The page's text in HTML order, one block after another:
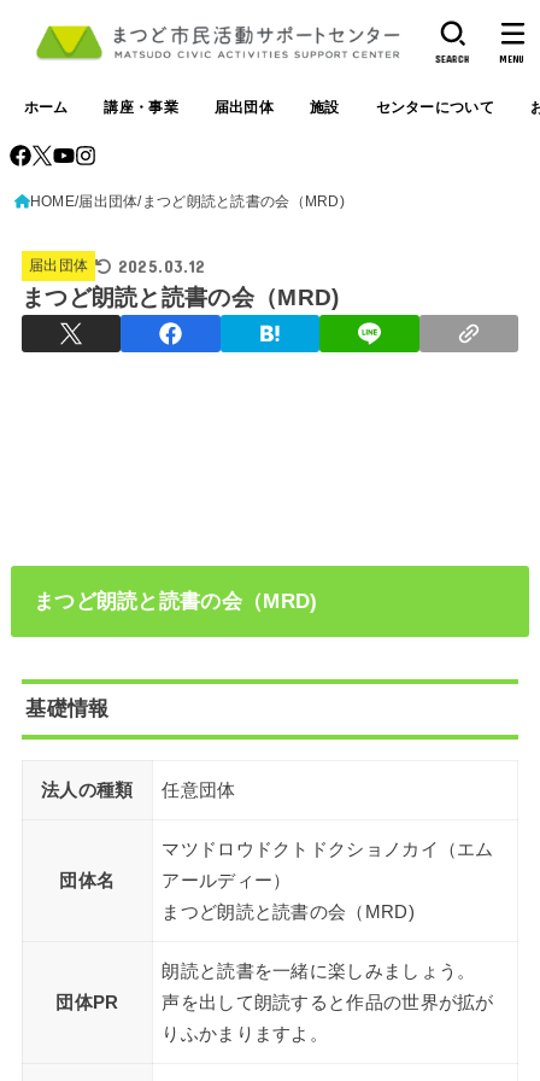
ホーム 講座・事業 届出団体 施設 センターについて
SEARCH MENU
HOME 届出団体 まつど朗読と読書の会（MRD)
届出団体 2025.03.12
まつど朗読と読書の会（MRD)
まつど朗読と読書の会（MRD)
基礎情報
法人の種類 任意団体
団体名
マツドロウドクトドクショノカイ（エム
アールディー）
まつど朗読と読書の会（MRD)
団体PR
朗読と読書を一緒に楽しみましょう。
声を出して朗読すると作品の世界が拡が
りふかまりますよ。